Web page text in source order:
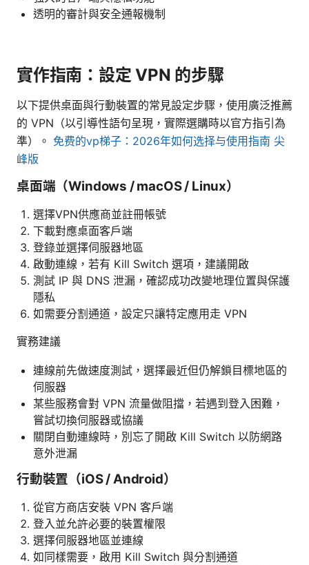
透明的審計與安全通報機制
實作指南：設定 VPN 的步驟
以下提供桌面與行動裝置的常見設定步驟，使用廣泛推薦
的 VPN（以引導性語句呈現，實際選購時以官方指引為
準）。 免费的vp梯子：2026年如何选择与使用指南 尖
峰版
桌面端（Windows / macOS / Linux）
選擇VPN供應商並註冊帳號
下載對應桌面客戶端
登錄並選擇伺服器地區
啟動連線，若有 Kill Switch 選項，建議開啟
測試 IP 與 DNS 泄漏，確認成功改變地理位置與保護
隱私
如需要分割通道，設定只讓特定應用走 VPN
實務建議
連線前先做速度測試，選擇最近但仍解鎖目標地區的
伺服器
某些服務會對 VPN 流量做阻擋，若遇到登入困難，
嘗試切換伺服器或協議
關閉自動連線時，別忘了開啟 Kill Switch 以防網路
意外泄漏
行動裝置（iOS / Android）
從官方商店安裝 VPN 客戶端
登入並允許必要的裝置權限
選擇伺服器地區並連線
如同樣需要，啟用 Kill Switch 與分割通道